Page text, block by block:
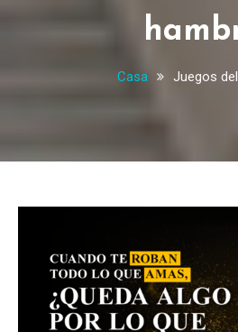
Casa Juegos